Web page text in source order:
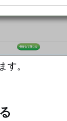
す。